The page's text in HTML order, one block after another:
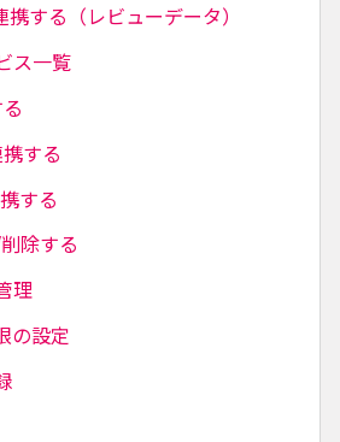
する（レビューデータ）
ス一覧
する
する
除する
理
の設定